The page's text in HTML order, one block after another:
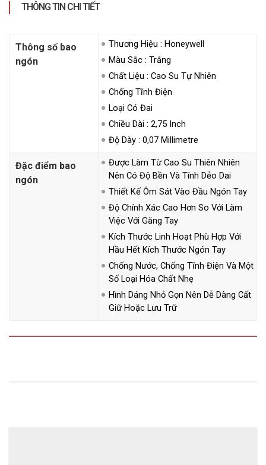
THÔNG TIN CHI TIẾT
Thông số bao
ngón
Thương Hiệu : Honeywell
Màu Sắc : Trắng
Chất Liệu : Cao Su Tự Nhiên
Chống Tĩnh Điện
Loại Có Đai
Chiều Dài : 2,75 Inch
Độ Dày : 0,07 Millimetre
Đặc điểm bao
ngón
Được Làm Từ Cao Su Thiên Nhiên
Nên Có Độ Bền Và Tính Dẻo Dai
Thiết Kế Ôm Sát Vào Đầu Ngón Tay
Độ Chính Xác Cao Hơn So Với Làm
Việc Với Găng Tay
Kích Thước Linh Hoạt Phù Hợp Với
Hầu Hết Kích Thước Ngón Tay
Chống Nước, Chống Tĩnh Điện Và Một
Số Loại Hóa Chất Nhẹ
Hình Dáng Nhỏ Gọn Nên Dễ Dàng Cất
Giữ Hoặc Lưu Trữ